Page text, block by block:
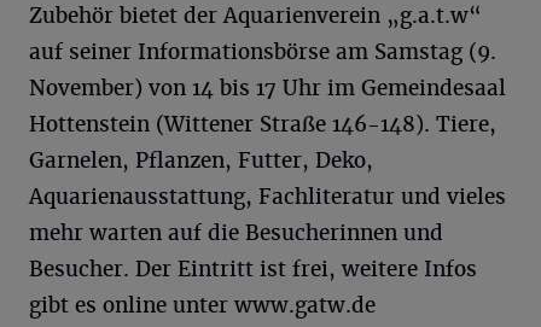
Zubehör bietet der Aquarienverein „g.a.t.w“
auf seiner Informationsbörse am Samstag (9.
November) von 14 bis 17 Uhr im Gemeindesaal
Hottenstein (Wittener Straße 146-148). Tiere,
Garnelen, Pflanzen, Futter, Deko,
Aquarienausstattung, Fachliteratur und vieles
mehr warten auf die Besucherinnen und
Besucher. Der Eintritt ist frei, weitere Infos
gibt es online unter www.gatw.de